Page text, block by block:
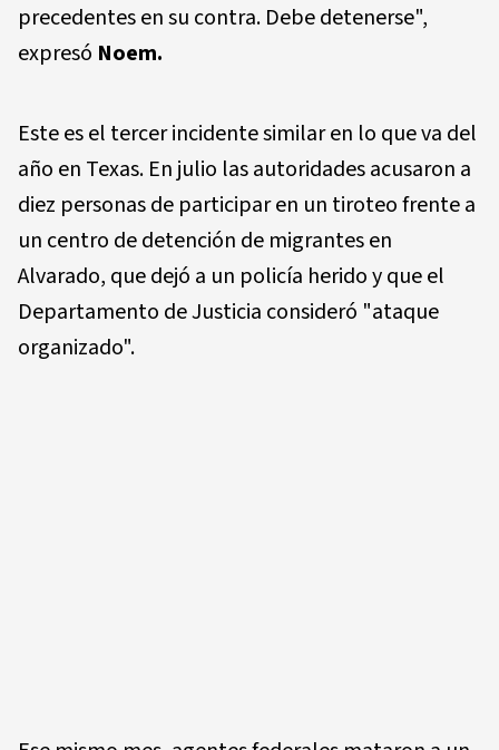
precedentes en su contra. Debe detenerse",
expresó Noem.
Este es el tercer incidente similar en lo que va del
año en Texas. En julio las autoridades acusaron a
diez personas de participar en un tiroteo frente a
un centro de detención de migrantes en
Alvarado, que dejó a un policía herido y que el
Departamento de Justicia consideró "ataque
organizado".